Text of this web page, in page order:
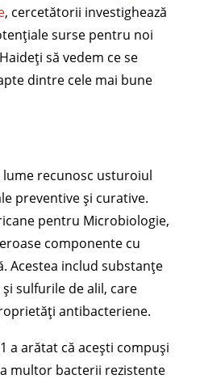
, cercetătorii investighează
surse pentru noi
să vedem ce se
dintre cele mai bune
recunosc usturoiul
preventive și curative.
pentru Microbiologie,
componente cu
Acestea includ substanțe
sulfurile de alil, care
antibacteriene.
a arătat că acești compuși
multor bacterii rezistente